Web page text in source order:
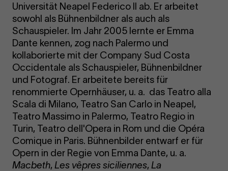
Universität Neapel Federico II ab. Er arbeitet
sowohl als Bühnenbildner als auch als
Schauspieler. Im Jahr 2005 lernte er Emma
Dante kennen, zog nach Palermo und
kollaborierte mit der Company Sud Costa
Occidentale als Schauspieler, Bühnenbildner
und Fotograf. Er arbeitete bereits für
renommierte Opernhäuser, u. a. das Teatro alla
Scala di Milano, Teatro San Carlo in Neapel,
Teatro Massimo in Palermo, Teatro Regio in
Turin, Teatro dell'Opera in Rom und die Opéra
Comique in Paris. Bühnenbilder entwarf er für
Opern in der Regie von Emma Dante, u. a.
Macbeth, Les vêpres siciliennes, La